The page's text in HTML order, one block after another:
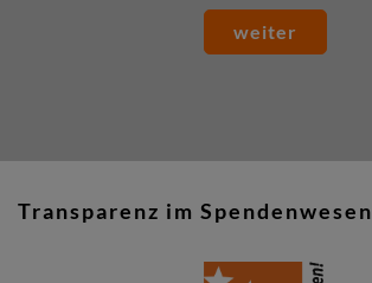
weiter
Transparenz im Spendenwesen